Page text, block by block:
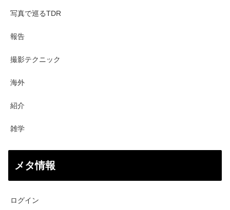
写真で巡るTDR
報告
撮影テクニック
海外
紹介
雑学
メタ情報
ログイン